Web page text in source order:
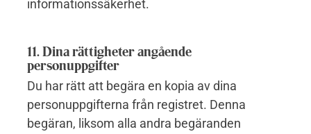
informationssäkerhet.
11. Dina rättigheter angående
personuppgifter
Du har rätt att begära en kopia av dina
personuppgifterna från registret. Denna
begäran, liksom alla andra begäranden